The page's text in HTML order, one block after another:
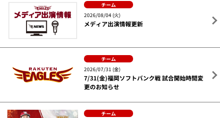
チーム
2026/08/04 (火)
メディア出演情報更新
チーム
2026/07/31 (金)
7/31(金)福岡ソフトバンク戦 試合開始時間変
更のお知らせ
チーム